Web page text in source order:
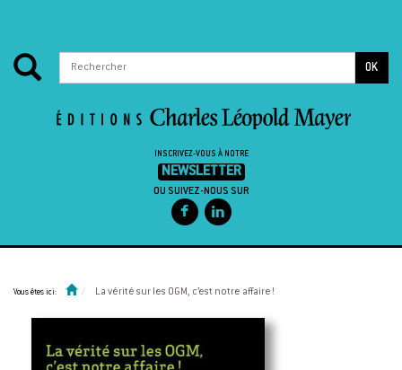
OK
INSCRIVEZ-VOUS À NOTRE
NEWSLETTER
OU SUIVEZ-NOUS SUR
Vous êtes ici: La vérité sur les OGM, c’est notre affaire !